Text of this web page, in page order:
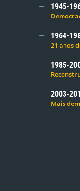
1945-
1964-
21 anos
1985-
2003-
Mais